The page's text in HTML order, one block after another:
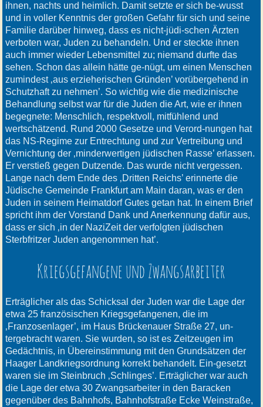
ihnen, nachts und heimlich. Damit setzte er sich be-wusst
und in voller Kenntnis der großen Gefahr für sich und seine
Familie darüber hinweg, dass es nicht-jüdi-schen Ärzten
verboten war, Juden zu behandeln. Und er steckte ihnen
auch immer wieder Lebensmittel zu; niemand durfte das
sehen. Schon das allein hätte ge-nügt, um einen Menschen
zumindest ‚aus erzieherischen Gründen’ vorübergehend in
Schutzhaft zu nehmen’. So wichtig wie die medizinische
Behandlung selbst war für die Juden die Art, wie er ihnen
begegnete: Menschlich, respektvoll, mitfühlend und
wertschätzend. Rund 2000 Gesetze und Verord-nungen hat
das NS-Regime zur Entrechtung und zur Vertreibung und
Vernichtung der ‚minderwertigen jüdischen Rasse’ erlassen.
Er verstieß gegen Dutzende. Das wurde nicht vergessen.
Lange nach dem Ende des ‚Dritten Reichs’ erinnerte die
Jüdische Gemeinde Frankfurt am Main daran, was er den
Juden in seinem Heimatdorf Gutes getan hat. In einem Brief
spricht ihm der Vorstand Dank und Anerkennung dafür aus,
dass er sich ‚in der NaziZeit der verfolgten jüdischen
Sterbfritzer Juden angenommen hat’.
Kriegsgefangene und Zwangsarbeiter
Erträglicher als das Schicksal der Juden war die Lage der
etwa 25 französischen Kriegsgefangenen, die im
‚Franzosenlager’, im Haus Brückenauer Straße 27, un-
tergebracht waren. Sie wurden, so ist es Zeitzeugen im
Gedächtnis, in Übereinstimmung mit den Grundsätzen der
Haager Landkriegsordnung korrekt behandelt. Ein-gesetzt
waren sie im Steinbruch ‚Schlinges’. Erträglicher war auch
die Lage der etwa 30 Zwangsarbeiter in den Baracken
gegenüber des Bahnhofs, Bahnhofstraße Ecke Weinstraße,